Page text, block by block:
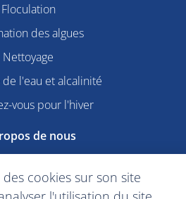
Floculation
des algues
Nettoyage
l'eau et alcalinité
vous pour l'hiver
de nous
cookies sur son site